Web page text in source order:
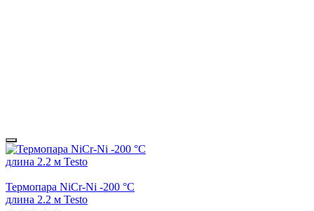
Термопара NiCr-Ni -200 °C
длина 2.2 м Testo